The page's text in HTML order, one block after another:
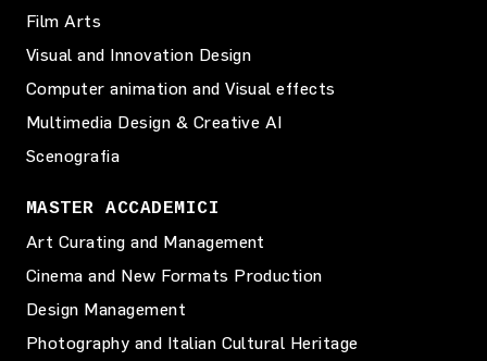
Film Arts
Visual and Innovation Design
Computer animation and Visual effects
Multimedia Design & Creative AI
Scenografia
MASTER ACCADEMICI
Art Curating and Management
Cinema and New Formats Production
Design Management
Photography and Italian Cultural Heritage